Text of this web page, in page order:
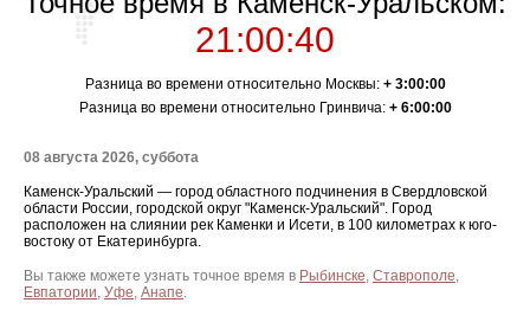
21:00:40
Разница во времени относительно Москвы: + 3:00:00
Разница во времени относительно Гринвича: + 6:00:00
08 августа 2026, суббота
Каменск-Уральский — город областного подчинения в Свердловской
области России, городской округ "Каменск-Уральский". Город
расположен на слиянии рек Каменки и Исети, в 100 километрах к юго-
востоку от Екатеринбурга.
Вы также можете узнать точное время в Рыбинске, Ставрополе,
Евпатории, Уфе, Анапе.